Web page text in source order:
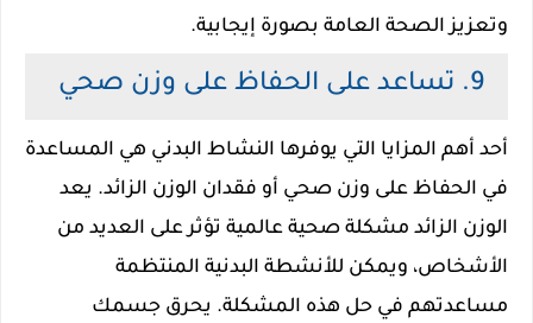
وتعزيز الصحة العامة بصورة إيجابية.
9. تساعد على الحفاظ على وزن صحي
أحد أهم المزايا التي يوفرها النشاط البدني هي المساعدة
في الحفاظ على وزن صحي أو فقدان الوزن الزائد. يعد
الوزن الزائد مشكلة صحية عالمية تؤثر على العديد من
الأشخاص، ويمكن للأنشطة البدنية المنتظمة
مساعدتهم في حل هذه المشكلة. يحرق جسمك